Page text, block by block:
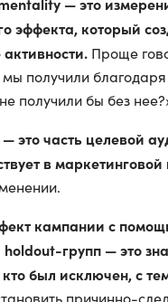
эффекта, который
Проще
получили благодаря
получили бы без
это часть целевой
в
кампании с
групп — это
кто был исключен, с
причинно-